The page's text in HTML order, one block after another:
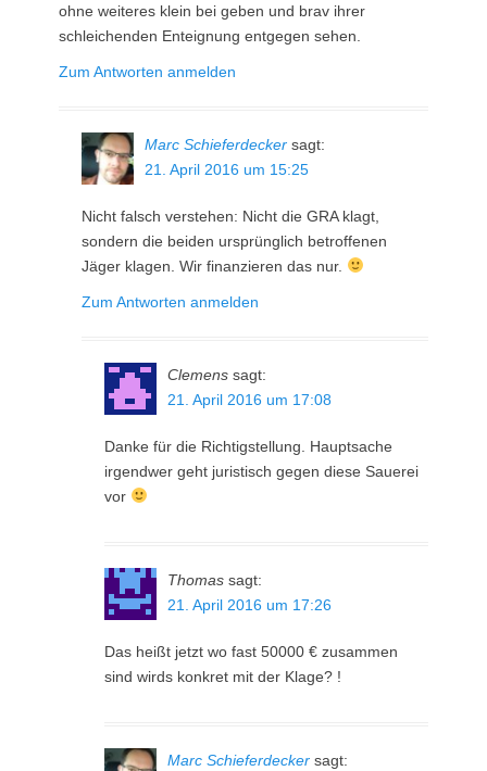
ohne weiteres klein bei geben und brav ihrer
schleichenden Enteignung entgegen sehen.
Zum Antworten anmelden
Marc Schieferdecker sagt:
21. April 2016 um 15:25
Nicht falsch verstehen: Nicht die GRA klagt,
sondern die beiden ursprünglich betroffenen
Jäger klagen. Wir finanzieren das nur.
Zum Antworten anmelden
Clemens sagt:
21. April 2016 um 17:08
Danke für die Richtigstellung. Hauptsache
irgendwer geht juristisch gegen diese Sauerei
vor
Thomas sagt:
21. April 2016 um 17:26
Das heißt jetzt wo fast 50000 € zusammen
sind wirds konkret mit der Klage? !
Marc Schieferdecker sagt: